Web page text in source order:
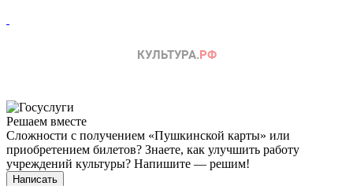
Решаем вместе
Сложности с получением «Пушкинской карты» или
приобретением билетов? Знаете, как улучшить работу
учреждений культуры? Напишите — решим!
Написать